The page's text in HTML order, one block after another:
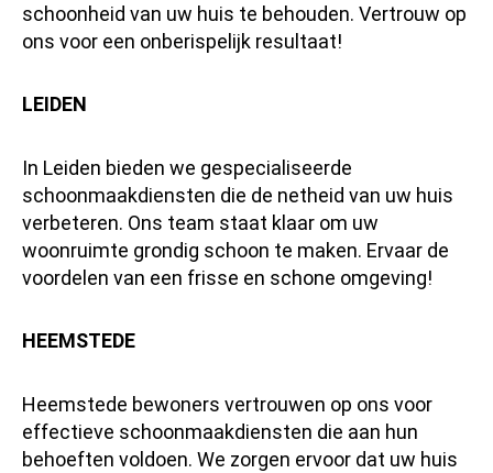
schoonheid van uw huis te behouden. Vertrouw op
ons voor een onberispelijk resultaat!
LEIDEN
In Leiden bieden we gespecialiseerde
schoonmaakdiensten die de netheid van uw huis
verbeteren. Ons team staat klaar om uw
woonruimte grondig schoon te maken. Ervaar de
voordelen van een frisse en schone omgeving!
HEEMSTEDE
Heemstede bewoners vertrouwen op ons voor
effectieve schoonmaakdiensten die aan hun
behoeften voldoen. We zorgen ervoor dat uw huis